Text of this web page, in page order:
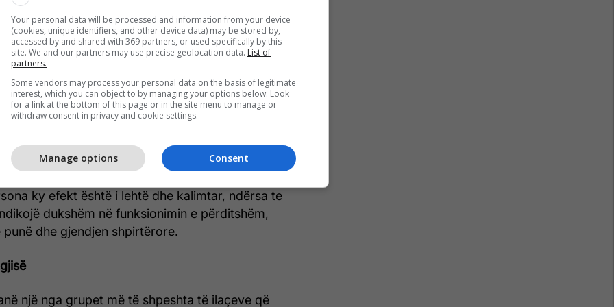
lodhje?
në neurotransmetuesit, substanca që
ndërmjet qelizave nervore. Disa prej tyre
në rregullimin e vigjilencës, përqendrimit
mënyrën se si veprojnë këto substanca, mund
ngadalësim, mungesë energjie mendore dhe
ky efekt është i lehtë dhe kalimtar, ndërsa te
dukshëm në funksionimin e përditshëm,
dhe gjendjen shpirtërore.
një nga grupet më të shpeshta të ilaçeve që
Your personal data will be processed and information from your device
(cookies, unique identifiers, and other device data) may be stored by,
accessed by and shared with 369 partners, or used specifically by this
site. We and our partners may use precise geolocation data. List of
partners.
Some vendors may process your personal data on the basis of legitimate
interest, which you can object to by managing your options below. Look
for a link at the bottom of this page or in the site menu to manage or
withdraw consent in privacy and cookie settings.
Consent
Manage options